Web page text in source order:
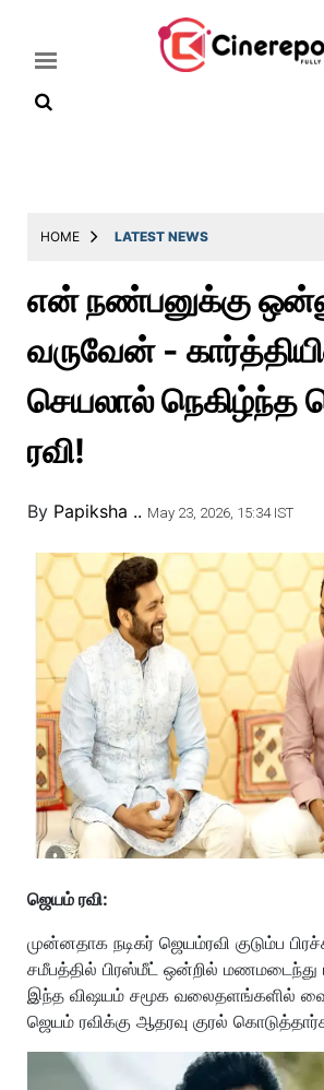
Latest
Throwback
Television
Story
HOME LATEST NEWS
என் நண்பனுக்கு
வருவேன் -
செயலால் நெகிழ்ந்த
ரவி!
By Papiksha .. May 23, 2026, 15:34 IST
ஜெயம் ரவி:
முன்னதாக நடிகர் ஜெயம்ரவி குடும்ப
சமீபத்தில் பிரஸ்மீட் ஒன்றில் மணமடைந்து
இந்த விஷயம் சமூக வலைதளங்களில்
ஜெயம் ரவிக்கு ஆதரவு குரல்